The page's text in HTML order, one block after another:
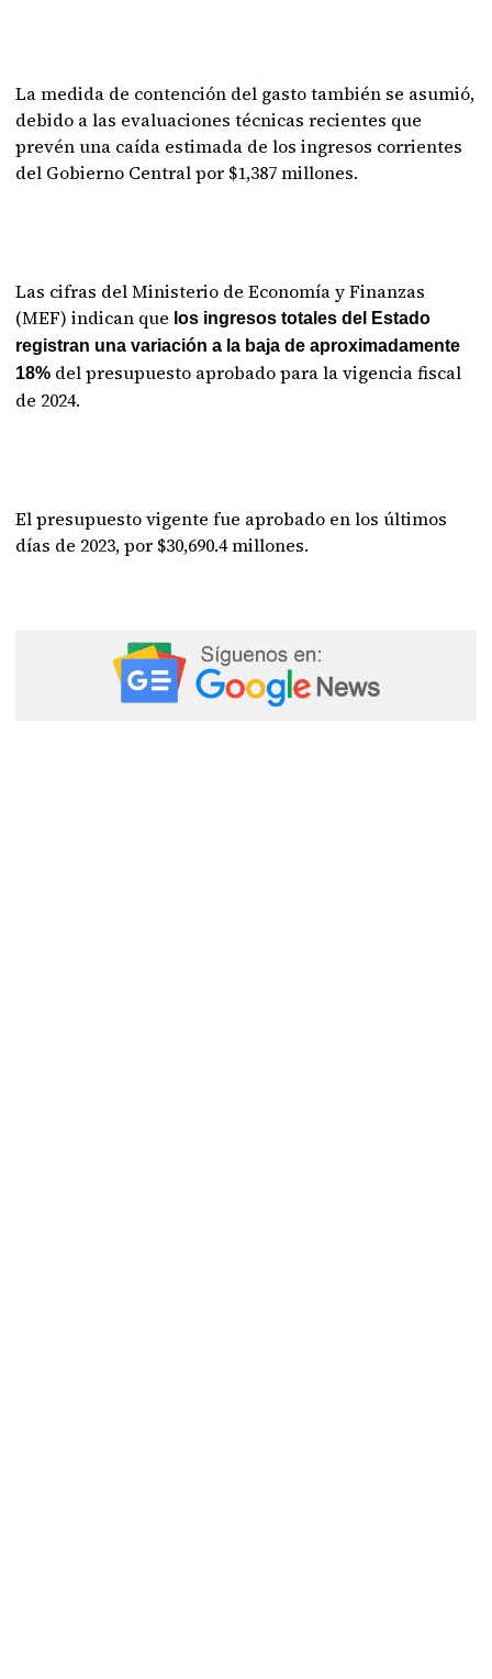
La medida de contención del gasto también se asumió,
debido a las evaluaciones técnicas recientes que
prevén una caída estimada de los ingresos corrientes
del Gobierno Central por $1,387 millones.
Las cifras del Ministerio de Economía y Finanzas
(MEF) indican que los ingresos totales del Estado
registran una variación a la baja de aproximadamente
18% del presupuesto aprobado para la vigencia fiscal
de 2024.
El presupuesto vigente fue aprobado en los últimos
días de 2023, por $30,690.4 millones.